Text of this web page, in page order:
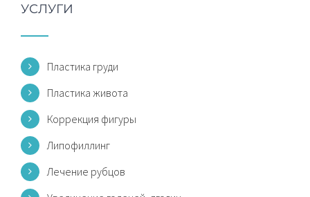
УСЛУГИ
Пластика груди
Пластика живота
Коррекция фигуры
Липофиллинг
Лечение рубцов